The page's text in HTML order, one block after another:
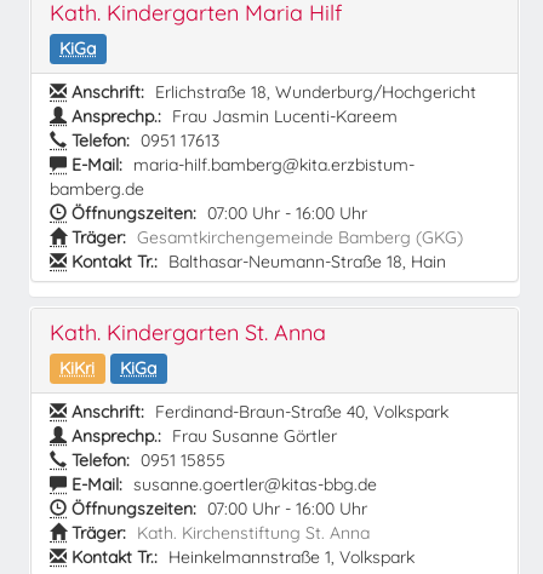
Kath. Kindergarten Maria Hilf
KiGa
Anschrift: Erlichstraße 18, Wunderburg/Hochgericht
Ansprechp.: Frau Jasmin Lucenti-Kareem
Telefon: 0951 17613
E-Mail: maria-hilf.bamberg@kita.erzbistum-
bamberg.de
Öffnungszeiten: 07:00 Uhr - 16:00 Uhr
Träger: Gesamtkirchengemeinde Bamberg (GKG)
Kontakt Tr.: Balthasar-Neumann-Straße 18, Hain
Kath. Kindergarten St. Anna
KiKri
KiGa
Anschrift: Ferdinand-Braun-Straße 40, Volkspark
Ansprechp.: Frau Susanne Görtler
Telefon: 0951 15855
E-Mail: susanne.goertler@kitas-bbg.de
Öffnungszeiten: 07:00 Uhr - 16:00 Uhr
Träger: Kath. Kirchenstiftung St. Anna
Kontakt Tr.: Heinkelmannstraße 1, Volkspark